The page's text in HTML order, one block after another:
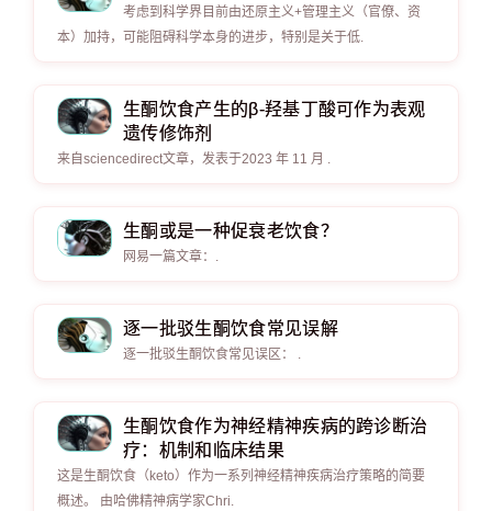
考虑到科学界目前由还原主义+管理主义（官僚、资
本）加持，可能阻碍科学本身的进步，特别是关于低.
生酮饮食产生的β-羟基丁酸可作为表观
遗传修饰剂
来自sciencedirect文章，发表于2023 年 11 月 .
生酮或是一种促衰老饮食？
网易一篇文章：.
逐一批驳生酮饮食常见误解
逐一批驳生酮饮食常见误区： .
生酮饮食作为神经精神疾病的跨诊断治
疗：机制和临床结果
这是生酮饮食（keto）作为一系列神经精神疾病治疗策略的简要
概述。 由哈佛精神病学家Chri.